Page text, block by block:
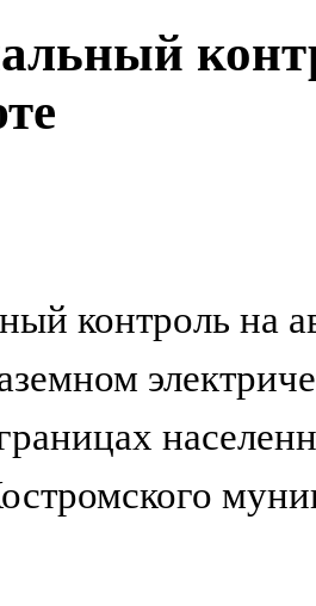
контроль на